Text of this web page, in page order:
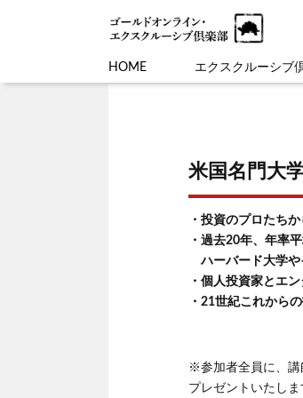
HOME エクスクルーシブ
米国名門大
・投資のプロたち
・過去20年、年率
ハーバード大学や
・個人投資家とエ
・21世紀これから
※参加者全員に、講
プレゼントいたしま